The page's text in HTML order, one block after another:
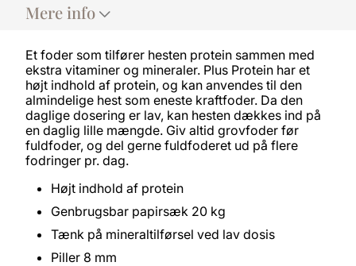
Mere info
Et foder som tilfører hesten protein sammen med
ekstra vitaminer og mineraler. Plus Protein har et
højt indhold af protein, og kan anvendes til den
almindelige hest som eneste kraftfoder. Da den
daglige dosering er lav, kan hesten dækkes ind på
en daglig lille mængde. Giv altid grovfoder før
fuldfoder, og del gerne fuldfoderet ud på flere
fodringer pr. dag.
Højt indhold af protein
Genbrugsbar papirsæk 20 kg
Tænk på mineraltilførsel ved lav dosis
Piller 8 mm